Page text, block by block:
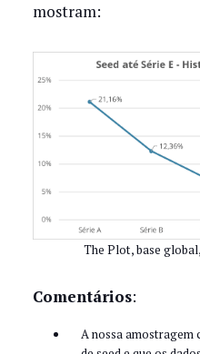
mostram:
The Plot, base
Comentários:
A nossa amostragem